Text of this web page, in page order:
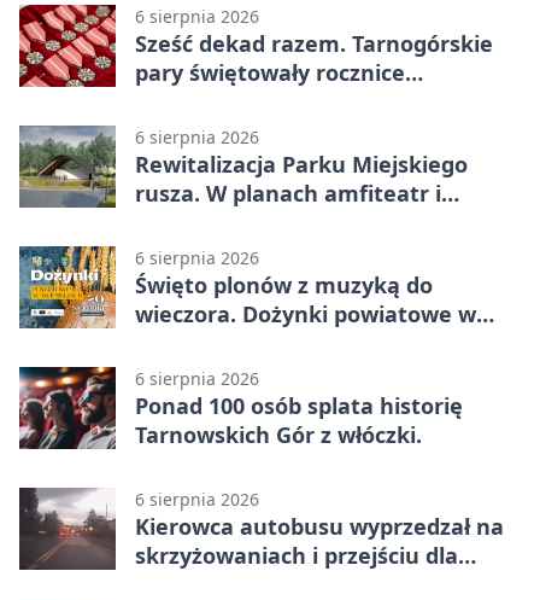
6 sierpnia 2026
Sześć dekad razem. Tarnogórskie
pary świętowały rocznice
6 sierpnia 2026
Rewitalizacja Parku Miejskiego
rusza. W planach amfiteatr i
6 sierpnia 2026
Święto plonów z muzyką do
wieczora. Dożynki powiatowe w
6 sierpnia 2026
Ponad 100 osób splata historię
Tarnowskich Gór z włóczki.
6 sierpnia 2026
Kierowca autobusu wyprzedzał na
skrzyżowaniach i przejściu dla